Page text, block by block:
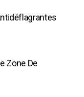
Zone De